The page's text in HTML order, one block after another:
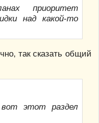
приоритет
над какой-то
так сказать общий
этот раздел